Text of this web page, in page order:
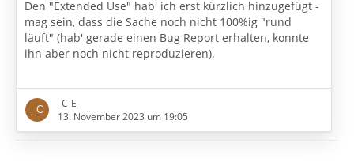
Den "Extended Use" hab' ich erst kürzlich hinzugefügt -
mag sein, dass die Sache noch nicht 100%ig "rund
läuft" (hab' gerade einen Bug Report erhalten, konnte
ihn aber noch nicht reproduzieren).
Ähm, was ich eigentlich sagen wollte: ich arbeite gerade
an der nächsten Version, mit folgender neuer Option:
"Use Thunderbird's automatic selection of the last used
folder and activate Extended Use." oder auf Deutsch
_C-E_
13. November 2023 um 19:05